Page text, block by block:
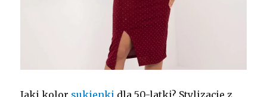
Jaki kolor sukienki dla 50-latki? Stylizacje z